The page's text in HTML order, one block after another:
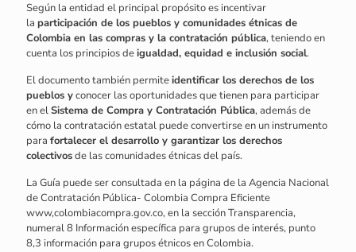
Según la entidad el principal propósito es incentivar
la participación de los pueblos y comunidades étnicas de
Colombia en las compras y la contratación pública, teniendo en
cuenta los principios deigualdad, equidad e inclusión social.
El documento también permiteidentificar los derechos de los
pueblos yconocer las oportunidades que tienen para participar
en elSistema de Compra y Contratación Pública, además de
cómo la contratación estatal puede convertirse en un instrumento
para fortalecer el desarrollo y garantizar los derechos
colectivosde las comunidades étnicas del país.
La Guía puede ser consultada en la página de la Agencia Nacional
de Contratación Pública- Colombia Compra Eficiente
www,colombiacompra.gov.co, en la sección Transparencia,
numeral 8 Información específica para grupos de interés, punto
8,3 información para grupos étnicos en Colombia.